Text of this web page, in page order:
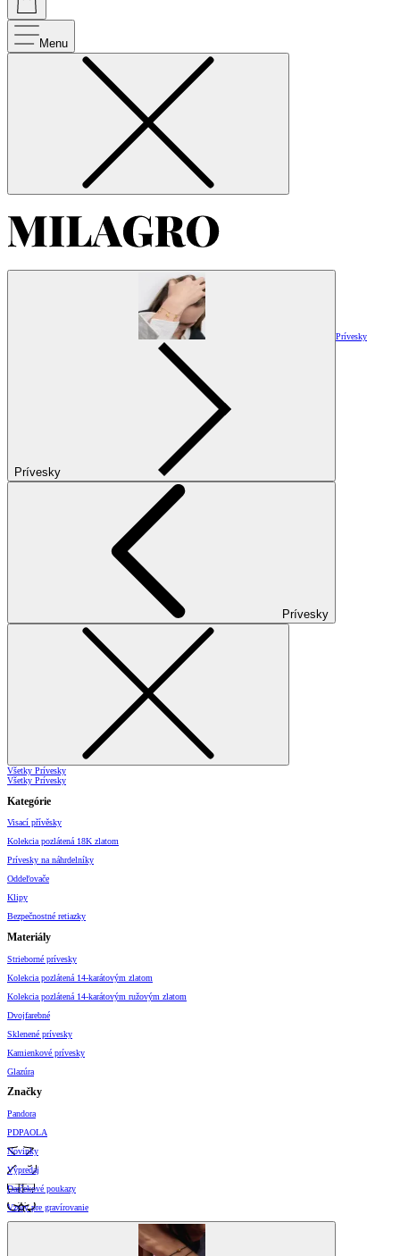
Menu
Prívesky
Prívesky
Prívesky
Všetky Prívesky
Všetky Prívesky
Kategórie
Visací přívěsky
Kolekcia pozlátená 18K zlatom
Prívesky na náhrdelníky
Oddeľovače
Klipy
Bezpečnostné retiazky
Materiály
Strieborné prívesky
Kolekcia pozlátená 14-karátovým zlatom
Kolekcia pozlátená 14-karátovým ružovým zlatom
Dvojfarebné
Sklenené prívesky
Kamienkové prívesky
Glazúra
Značky
Pandora
PDPAOLA
Novinky
Výpredaj
Darčekové poukazy
Vzory pre gravírovanie